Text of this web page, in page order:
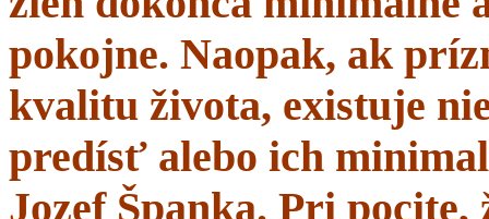
pokojne. Naopak, ak
kvalitu života, existuje
predísť alebo ich
Jozef Španka. Pri